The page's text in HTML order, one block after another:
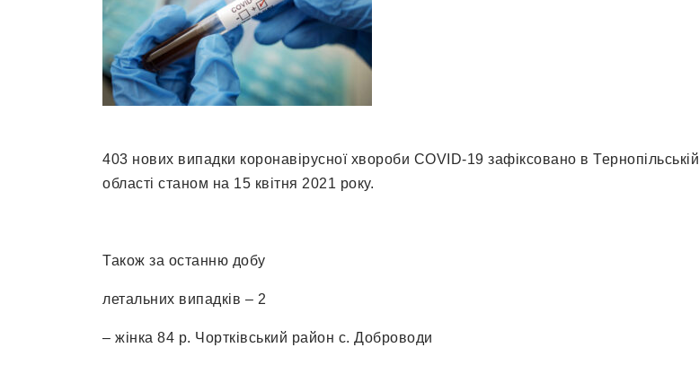
403 нових випадки коронавірусної хвороби COVID-19 зафіксовано в Тернопільській
області станом на 15 квітня 2021 року.
Також за останню добу
летальних випадків – 2
– жінка 84 р. Чортківський район с. Доброводи